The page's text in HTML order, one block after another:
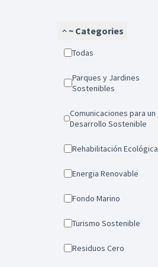
~ Categories
Todas
Parques y Jardines
Sostenibles
Comunicaciones para un
Desarrollo Sostenible
Rehabilitación Ecológica
Energia Renovable
Fondo Marino
Turismo Sostenible
Residuos Cero